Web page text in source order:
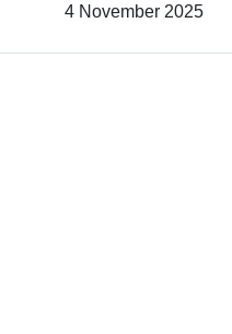
4 November 2025